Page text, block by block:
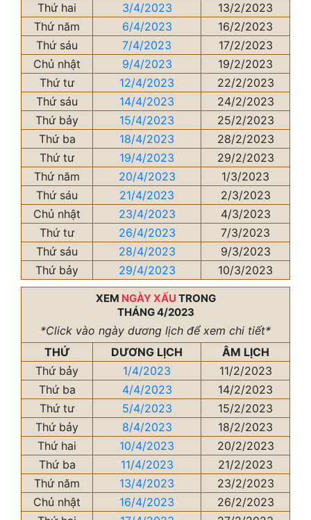
Thứ hai
3/4/2023
13/2/2023
Thứ năm
6/4/2023
16/2/2023
Thứ sáu
7/4/2023
17/2/2023
Chủ nhật
9/4/2023
19/2/2023
Thứ tư
12/4/2023
22/2/2023
Thứ sáu
14/4/2023
24/2/2023
Thứ bảy
15/4/2023
25/2/2023
Thứ ba
18/4/2023
28/2/2023
Thứ tư
19/4/2023
29/2/2023
Thứ năm
20/4/2023
1/3/2023
Thứ sáu
21/4/2023
2/3/2023
Chủ nhật
23/4/2023
4/3/2023
Thứ tư
26/4/2023
7/3/2023
Thứ sáu
28/4/2023
9/3/2023
Thứ bảy
29/4/2023 10/3/2023
XEM NGÀY XẤU TRONG
THÁNG 4/2023
*Click vào ngày dương lịch để xem chi tiết*
THỨ
DƯƠNG LỊCH
ÂM LỊCH
Thứ bảy
1/4/2023
11/2/2023
Thứ ba
4/4/2023
14/2/2023
Thứ tư
5/4/2023
15/2/2023
Thứ bảy
8/4/2023
18/2/2023
Thứ hai
10/4/2023
20/2/2023
Thứ ba
11/4/2023
21/2/2023
Thứ năm
13/4/2023
23/2/2023
Chủ nhật
16/4/2023
26/2/2023